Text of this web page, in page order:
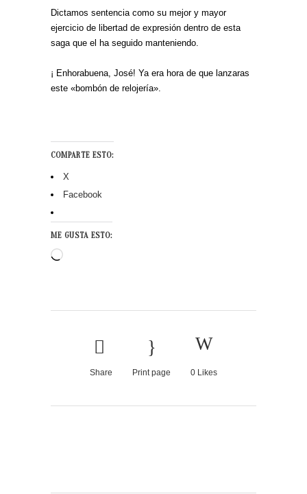
Dictamos sentencia como su mejor y mayor
ejercicio de libertad de expresión dentro de esta
saga que el ha seguido manteniendo.
¡ Enhorabuena, José! Ya era hora de que lanzaras
este «bombón de relojería».
COMPARTE ESTO:
X
Facebook
ME GUSTA ESTO:
Cargando...
Share Print page 0 Likes